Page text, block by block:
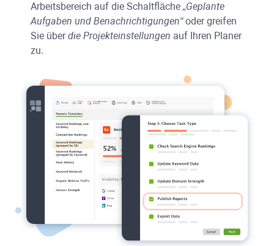
Arbeitsbereich auf die Schaltfläche „Geplante
Aufgaben und Benachrichtigungen“oder greifen
Sie überdie Projekteinstellungen auf Ihren Planer
zu.